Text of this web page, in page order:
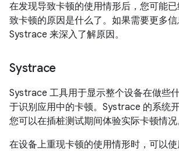
在发现导致卡顿的使用情形后，您可能
致卡顿的原因是什么了。如果需要更多
Systrace 来深入了解原因。
Systrace
Systrace 工具用于显示整个设备在做些
于识别应用中的卡顿。Systrace 的系统
您可以在插桩测试期间体验实际卡顿情况
在设备上重现卡顿的使用情形时，可以使